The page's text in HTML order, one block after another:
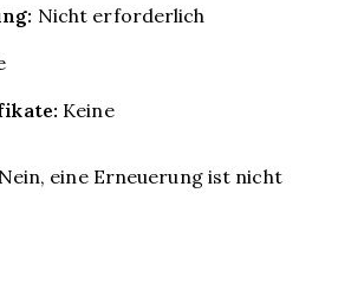
Nicht erforderlich
Keine
Nein, eine Erneuerung ist nicht